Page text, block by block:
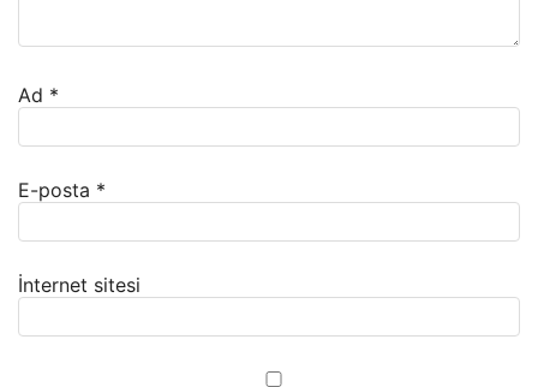
Ad *
E-posta *
İnternet sitesi